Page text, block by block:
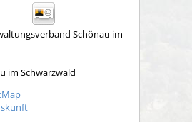
Schönau im
im Schwarzwald